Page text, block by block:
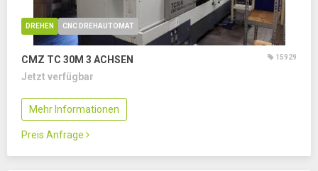
DREHEN CNC DREHAUTOMAT
CMZ TC 30M 3 ACHSEN 15929
Jetzt verfügbar
Mehr Informationen
Preis Anfrage